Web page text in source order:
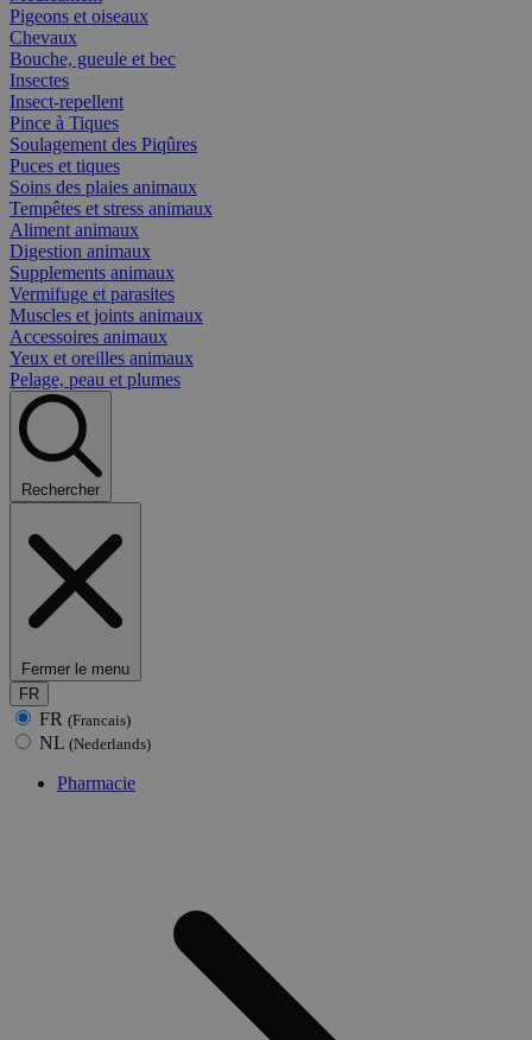
Pigeons et oiseaux
Chevaux
Bouche, gueule et bec
Insectes
Insect-repellent
Pince à Tiques
Soulagement des Piqûres
Puces et tiques
Soins des plaies animaux
Tempêtes et stress animaux
Aliment animaux
Digestion animaux
Supplements animaux
Vermifuge et parasites
Muscles et joints animaux
Accessoires animaux
Yeux et oreilles animaux
Pelage, peau et plumes
Rechercher
Fermer le menu
FR
FR (Francais)
NL (Nederlands)
Pharmacie